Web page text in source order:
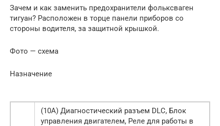
Зачем и как заменить предохранители фольксваген
тигуан? Расположен в торце панели приборов со
стороны водителя, за защитной крышкой.
Фото — схема
Назначение
(10А) Диагностический разъем DLC, Блок
управления двигателем, Реле для работы в